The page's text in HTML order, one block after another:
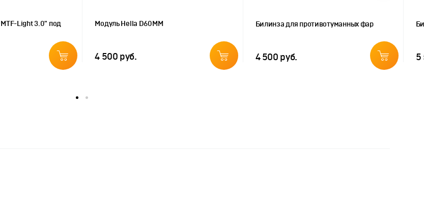
Light 3.0" под
Модуль Hella D60ММ
4 500 руб.
Билинза для противотуманных фар
4 500 руб. 5